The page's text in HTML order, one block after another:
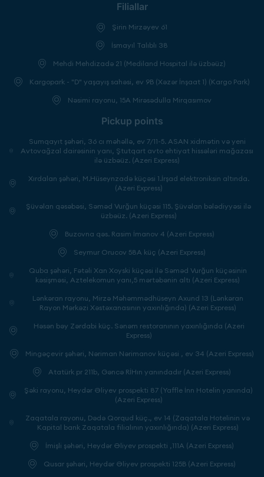
Filiallar
Şirin Mirzəyev 61
İsmayıl Talıblı 38
Mehdi Mehdizadə 21 (Mediland Hospital ilə üzbəüz)
Kargopark - "D" yaşayış sahəsi, ev 9B (Xəzər İnşaat 1) (Kargo Park)
Nəsimi rayonu, 15A Mirəsədulla Mirqasımov
Pickup points
Sumqayıt şəhəri, 36 cı məhəllə, ev 7/11-5. ASAN xidmətin və yeni
Avtovağzal dairəsinin yanı, Ştutqart avto ehtiyat hissələri mağazası
ilə üzbəüz. (Azeri Express)
Xırdalan şəhəri, M.Hüseynzadə küçəsi 1.İrşad elektroniksin altında.
(Azeri Express)
Şüvəlan qəsəbəsi, Səməd Vurğun küçəsi 115. Şüvəlan bələdiyyəsi ilə
üzbəüz. (Azeri Express)
Buzovna qəs. Rasim İmanov 4 (Azeri Express)
Seymur Orucov 58A küç (Azeri Express)
Quba şəhəri, Fətəli Xan Xoyski küçəsi ilə Səməd Vurğun küçəsinin
kəsişməsi, Aztelekomun yanı,5 mərtəbənin altı (Azeri Express)
Lənkəran rayonu, Mirzə Məhəmmədhüseyn Axund 13 (Lənkəran
Rayon Mərkəzi Xəstəxanasının yaxınlığında) (Azeri Express)
Həsən bəy Zərdabi küç. Sənəm restoranının yaxınlığında (Azeri
Express)
Mingəçevir şəhəri, Nəriman Nərimanov küçəsi , ev 34 (Azeri Express)
Atatürk pr 211b, Gəncə RİHın yanındadır (Azeri Express)
Şəki rayonu, Heydər Əliyev prospekti 87 (Yaffle İnn Hotelin yanında)
(Azeri Express)
Zaqatala rayonu, Dədə Qorqud küç., ev 14 (Zaqatala Hotelinin və
Kapital bank Zaqatala filialının yaxınlığında) (Azeri Express)
İmişli şəhəri, Heydər Əliyev prospekti ,111A (Azeri Express)
Qusar şəhəri, Heydər Əliyev prospekti 125B (Azeri Express)